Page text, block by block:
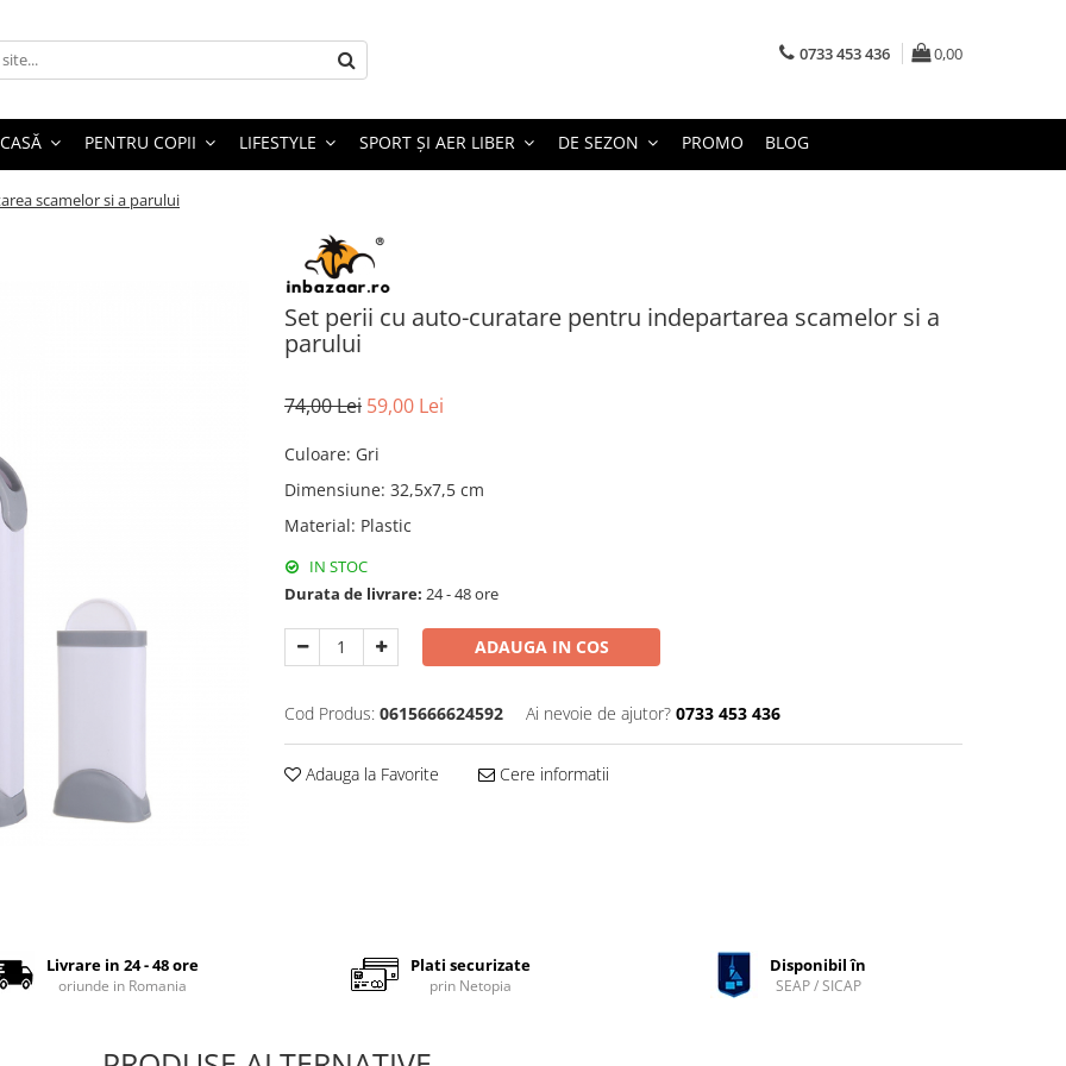
0733 453 436 0,00
PENTRU COPII LIFESTYLE SPORT ȘI AER LIBER DE SEZON PROMO BLOG
scamelor si a parului
Set perii cu auto-curatare pentru indepartarea scamelor si a
parului
74,00 Lei 59,00 Lei
Culoare: Gri
Dimensiune: 32,5x7,5 cm
Material: Plastic
IN STOC
Durata de livrare: 24 - 48 ore
ADAUGA IN COS
Cod Produs: 0615666624592 Ai nevoie de ajutor? 0733 453 436
Adauga la Favorite Cere informatii
Livrare in 24 - 48 ore
oriunde in Romania
Plati securizate
prin Netopia
Disponibil în
SEAP / SICAP